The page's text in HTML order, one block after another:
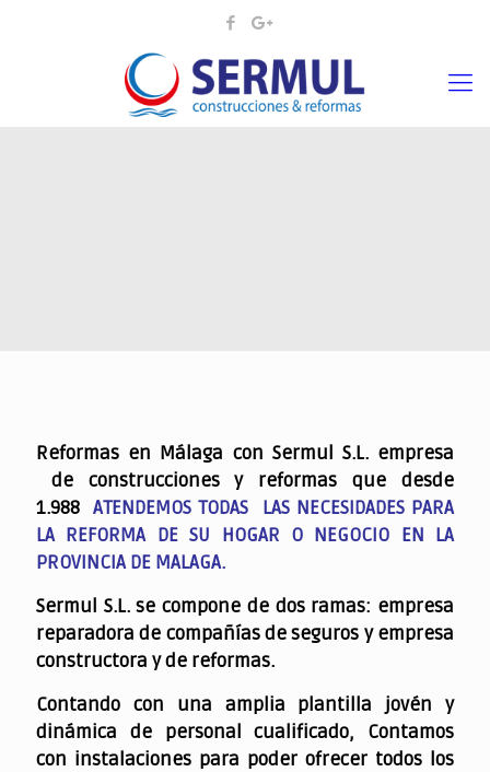
Reformas en Málaga con Sermul S.L. empresa
de construcciones y reformas que desde
1.988ATENDEMOS TODAS LAS NECESIDADES PARA
LA REFORMA DE SU HOGAR O NEGOCIO EN LA
PROVINCIA DE MALAGA.
Sermul S.L. se compone de dos ramas: empresa
reparadora de compañías de seguros y empresa
constructora y de reformas.
Contando con una amplia plantilla jovén y
dinámica de personal cualificado, Contamos
con instalaciones para poder ofrecer todos los